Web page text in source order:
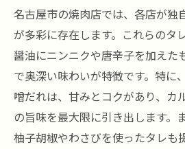
名古屋市の焼肉店では、各店が独
が多彩に存在します。これらのタ
醤油にニンニクや唐辛子を加えた
で奥深い味わいが特徴です。特に
噌だれは、甘みとコクがあり、カ
の旨味を最大限に引き出します。
柚子胡椒やわさびを使ったタレも